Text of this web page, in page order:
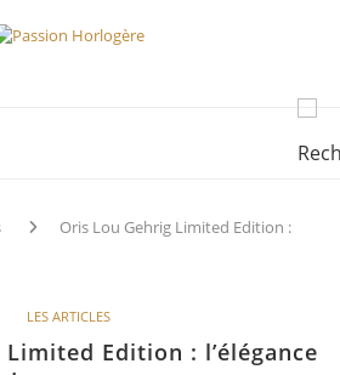
Oris Lou Gehrig Limited Edition :
LES ARTICLES
Edition : l’élégance